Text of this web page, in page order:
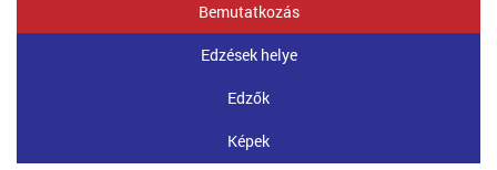
Bemutatkozás
Edzések helye
Edzők
Képek